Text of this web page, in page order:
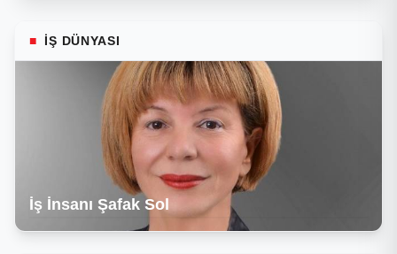
■ İŞ DÜNYASI
İş İnsanı Şafak Sol